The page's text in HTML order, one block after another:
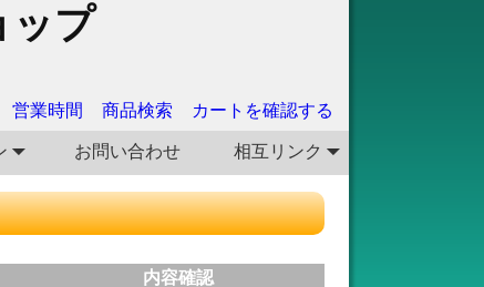
ップ
営業時間 商品検索
カートを確認する
お問い合わせ 相互リンク
内容確認